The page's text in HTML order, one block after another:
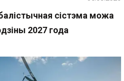
сістэма можа
2027 года